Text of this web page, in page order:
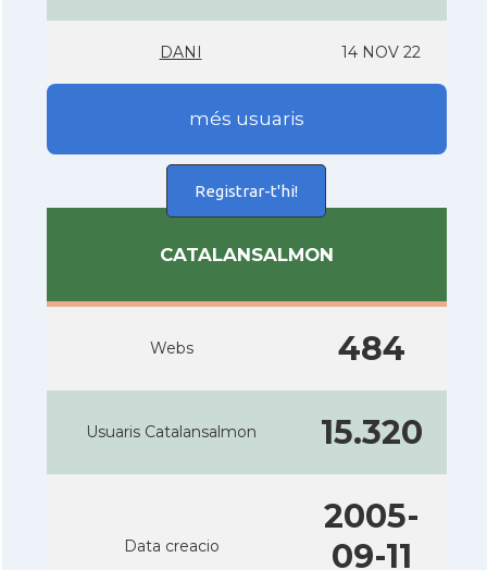
DANI 14 NOV 22
més usuaris
Registrar-t'hi!
CATALANSALMON
Webs 484
Usuaris Catalansalmon 15.320
Data creacio
2005-
09-11